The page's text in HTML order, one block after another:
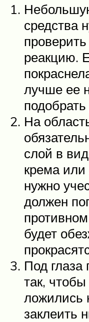
средства
реакцию.
лучше ее
На
слой в
крема
нужно
должен
будет
Под глаза
так,
ложились
заклеить